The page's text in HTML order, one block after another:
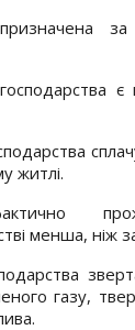
є
житлі.
менша, ніж
газу,